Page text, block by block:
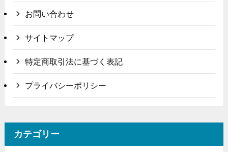
お問い合わせ
サイトマップ
特定商取引法に基づく表記
プライバシーポリシー
カテゴリー